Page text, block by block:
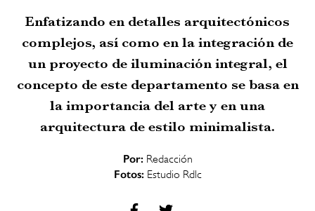
Enfatizando en detalles arquitectónicos
complejos, así como en la integración de
un proyecto de iluminación integral, el
concepto de este departamento se basa en
la importancia del arte y en una
arquitectura de estilo minimalista.
Por: Redacción
Fotos: Estudio Rdlc